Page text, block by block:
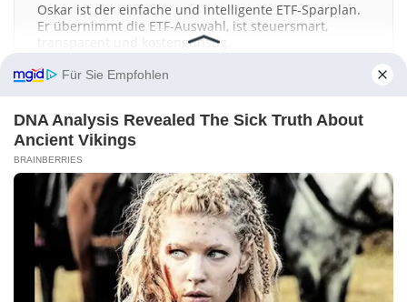
Oskar ist der einfache und intelligente ETF-Sparplan.
Er übernimmt die ETF-Auswahl, ist steuersmart,
transparent und kostengünstig.
JETZT MEHR ERFAHREN
Aktien ATX DAX EuroStoxx 50 Dow Jones NASDAQ 100 Nikkei 225
S&P 500
Kontakt-Impressum -Werbung-Barrierefreiheit
Sitemap -Datenschutz-Disclaimer-AGB-Privatsphäre-Einstellungen
Für Sie Empfohlen
DNA Analysis Revealed The Sick Truth About
Ancient Vikings
BRAINBERRIES